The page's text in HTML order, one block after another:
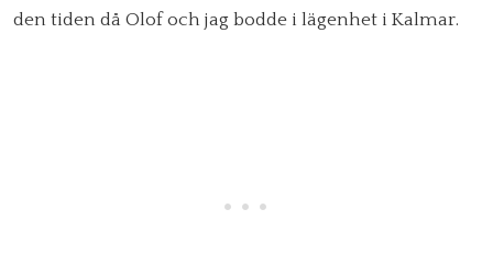
den tiden då Olof och jag bodde i lägenhet i Kalmar.